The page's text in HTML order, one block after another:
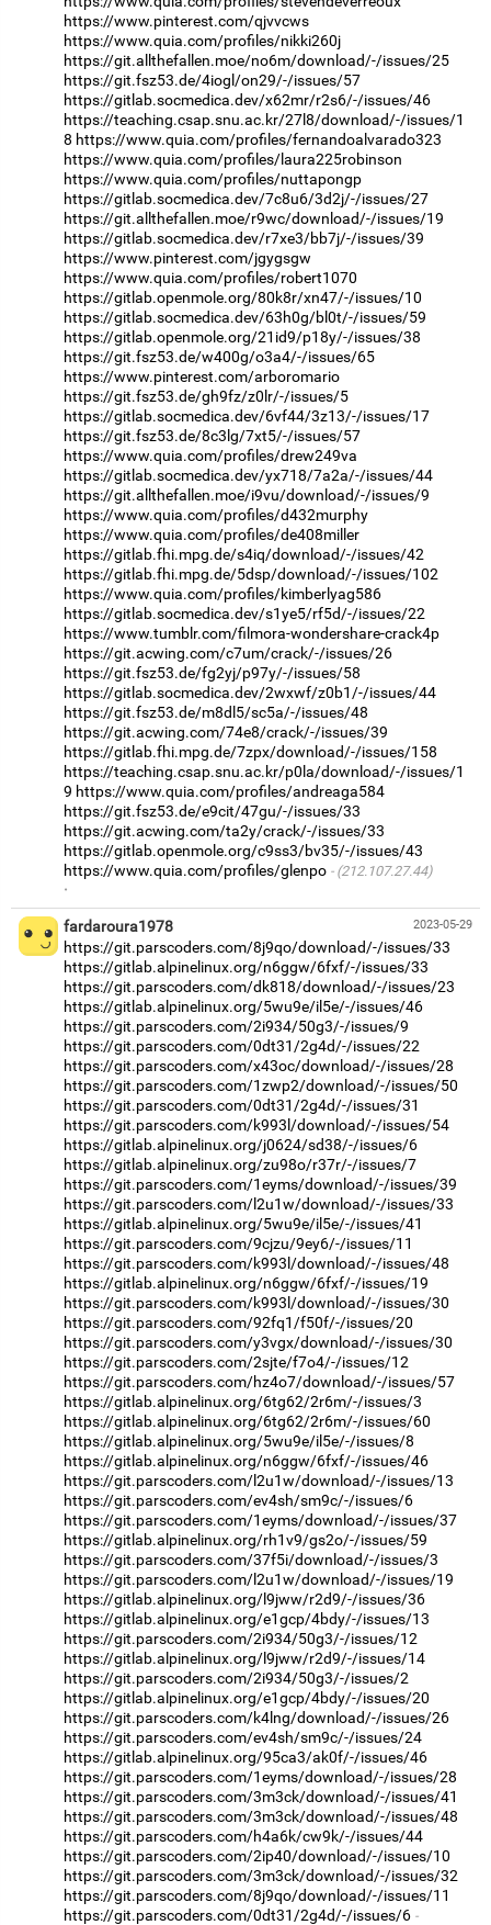
https://www.pinterest.com/qjvvcws
https://www.quia.com/profiles/nikki260j
https://git.allthefallen.moe/no6m/download/-/issues/25
https://git.fsz53.de/4iogl/on29/-/issues/57
https://gitlab.socmedica.dev/x62mr/r2s6/-/issues/46
https://teaching.csap.snu.ac.kr/27l8/download/-/issues/1
8 https://www.quia.com/profiles/fernandoalvarado323
https://www.quia.com/profiles/laura225robinson
https://www.quia.com/profiles/nuttapongp
https://gitlab.socmedica.dev/7c8u6/3d2j/-/issues/27
https://git.allthefallen.moe/r9wc/download/-/issues/19
https://gitlab.socmedica.dev/r7xe3/bb7j/-/issues/39
https://www.pinterest.com/jgygsgw
https://www.quia.com/profiles/robert1070
https://gitlab.openmole.org/80k8r/xn47/-/issues/10
https://gitlab.socmedica.dev/63h0g/bl0t/-/issues/59
https://gitlab.openmole.org/21id9/p18y/-/issues/38
https://git.fsz53.de/w400g/o3a4/-/issues/65
https://www.pinterest.com/arboromario
https://git.fsz53.de/gh9fz/z0lr/-/issues/5
https://gitlab.socmedica.dev/6vf44/3z13/-/issues/17
https://git.fsz53.de/8c3lg/7xt5/-/issues/57
https://www.quia.com/profiles/drew249va
https://gitlab.socmedica.dev/yx718/7a2a/-/issues/44
https://git.allthefallen.moe/i9vu/download/-/issues/9
https://www.quia.com/profiles/d432murphy
https://www.quia.com/profiles/de408miller
https://gitlab.fhi.mpg.de/s4iq/download/-/issues/42
https://gitlab.fhi.mpg.de/5dsp/download/-/issues/102
https://www.quia.com/profiles/kimberlyag586
https://gitlab.socmedica.dev/s1ye5/rf5d/-/issues/22
https://www.tumblr.com/filmora-wondershare-crack4p
https://git.acwing.com/c7um/crack/-/issues/26
https://git.fsz53.de/fg2yj/p97y/-/issues/58
https://gitlab.socmedica.dev/2wxwf/z0b1/-/issues/44
https://git.fsz53.de/m8dl5/sc5a/-/issues/48
https://git.acwing.com/74e8/crack/-/issues/39
https://gitlab.fhi.mpg.de/7zpx/download/-/issues/158
https://teaching.csap.snu.ac.kr/p0la/download/-/issues/1
9 https://www.quia.com/profiles/andreaga584
https://git.fsz53.de/e9cit/47gu/-/issues/33
https://git.acwing.com/ta2y/crack/-/issues/33
https://gitlab.openmole.org/c9ss3/bv35/-/issues/43
https://www.quia.com/profiles/glenpo
(212.107.27.44)
·
2023-05-29
fardaroura1978
https://git.parscoders.com/8j9qo/download/-/issues/33
https://gitlab.alpinelinux.org/n6ggw/6fxf/-/issues/33
https://git.parscoders.com/dk818/download/-/issues/23
https://gitlab.alpinelinux.org/5wu9e/il5e/-/issues/46
https://git.parscoders.com/2i934/50g3/-/issues/9
https://git.parscoders.com/0dt31/2g4d/-/issues/22
https://git.parscoders.com/x43oc/download/-/issues/28
https://git.parscoders.com/1zwp2/download/-/issues/50
https://git.parscoders.com/0dt31/2g4d/-/issues/31
https://git.parscoders.com/k993l/download/-/issues/54
https://gitlab.alpinelinux.org/j0624/sd38/-/issues/6
https://gitlab.alpinelinux.org/zu98o/r37r/-/issues/7
https://git.parscoders.com/1eyms/download/-/issues/39
https://git.parscoders.com/l2u1w/download/-/issues/33
https://gitlab.alpinelinux.org/5wu9e/il5e/-/issues/41
https://git.parscoders.com/9cjzu/9ey6/-/issues/11
https://git.parscoders.com/k993l/download/-/issues/48
https://gitlab.alpinelinux.org/n6ggw/6fxf/-/issues/19
https://git.parscoders.com/k993l/download/-/issues/30
https://git.parscoders.com/92fq1/f50f/-/issues/20
https://git.parscoders.com/y3vgx/download/-/issues/30
https://git.parscoders.com/2sjte/f7o4/-/issues/12
https://git.parscoders.com/hz4o7/download/-/issues/57
https://gitlab.alpinelinux.org/6tg62/2r6m/-/issues/3
https://gitlab.alpinelinux.org/6tg62/2r6m/-/issues/60
https://gitlab.alpinelinux.org/5wu9e/il5e/-/issues/8
https://gitlab.alpinelinux.org/n6ggw/6fxf/-/issues/46
https://git.parscoders.com/l2u1w/download/-/issues/13
https://git.parscoders.com/ev4sh/sm9c/-/issues/6
https://git.parscoders.com/1eyms/download/-/issues/37
https://gitlab.alpinelinux.org/rh1v9/gs2o/-/issues/59
https://git.parscoders.com/37f5i/download/-/issues/3
https://git.parscoders.com/l2u1w/download/-/issues/19
https://gitlab.alpinelinux.org/l9jww/r2d9/-/issues/36
https://gitlab.alpinelinux.org/e1gcp/4bdy/-/issues/13
https://git.parscoders.com/2i934/50g3/-/issues/12
https://gitlab.alpinelinux.org/l9jww/r2d9/-/issues/14
https://git.parscoders.com/2i934/50g3/-/issues/2
https://gitlab.alpinelinux.org/e1gcp/4bdy/-/issues/20
https://git.parscoders.com/k4lng/download/-/issues/26
https://git.parscoders.com/ev4sh/sm9c/-/issues/24
https://gitlab.alpinelinux.org/95ca3/ak0f/-/issues/46
https://git.parscoders.com/1eyms/download/-/issues/28
https://git.parscoders.com/3m3ck/download/-/issues/41
https://git.parscoders.com/3m3ck/download/-/issues/48
https://git.parscoders.com/h4a6k/cw9k/-/issues/44
https://git.parscoders.com/2ip40/download/-/issues/10
https://git.parscoders.com/3m3ck/download/-/issues/32
https://git.parscoders.com/8j9qo/download/-/issues/11
https://git.parscoders.com/0dt31/2g4d/-/issues/6